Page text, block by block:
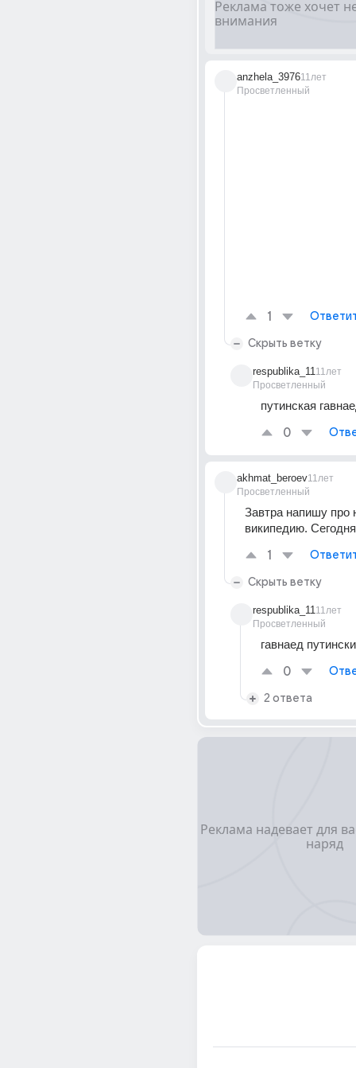
anzhela_3976
Просветленный
11лет
1
Скрыть ветку
respublika_11
Просветленный
11лет
путинская
0
akhmat_beroev
Просветленный
11лет
Завтра напишу про
википедию.
1
Скрыть ветку
respublika_11
Просветленный
11лет
гавнаед
0
2 ответа